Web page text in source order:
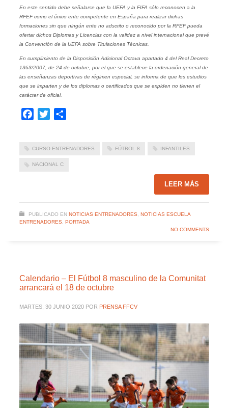
En este sentido debe señalarse que la UEFA y la FIFA sólo reconocen a la
RFEF como el único ente competente en España para realizar dichas
formaciones sin que ningún ente no adscrito o reconocido por la RFEF pueda
ofertar dichos Diplomas y Licencias con la validez a nivel internacional que prevé
la Convención de la UEFA sobre Titulaciones Técnicas.
En cumplimiento de la Disposición Adicional Octava apartado 4 del Real Decreto
1363/2007, de 24 de octubre, por el que se establece la ordenación general de
las enseñanzas deportivas de régimen especial, se informa de que los estudios
que se imparten y de los diplomas o certificados que se expiden no tienen el
carácter de oficial.
Facebook
Twitter
CURSO ENTRENADORES FÚTBOL 8 INFANTILES
NACIONAL C
LEER MÁS
PUBLICADO EN NOTICIAS ENTRENADORES, NOTICIAS ESCUELA
ENTRENADORES, PORTADA
NO COMMENTS
Calendario – El Fútbol 8 masculino de la Comunitat
arrancará el 18 de octubre
MARTES, 30 JUNIO 2020 POR PRENSA FFCV